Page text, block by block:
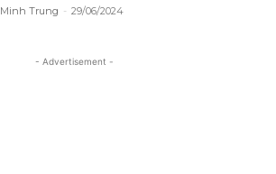
Minh Trung - 29/06/2024
- Advertisement -